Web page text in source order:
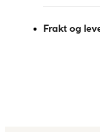
Frakt og